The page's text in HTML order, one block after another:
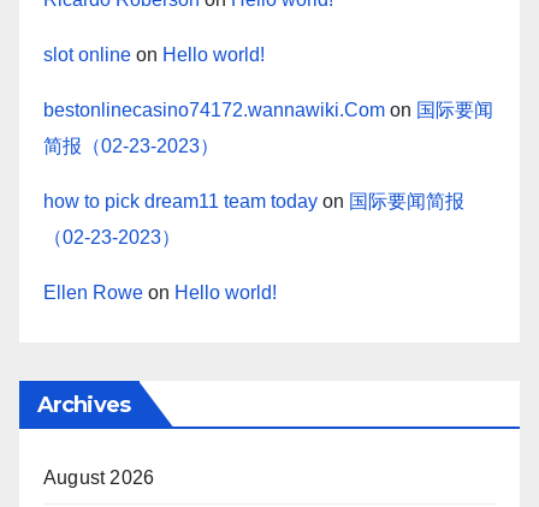
slot online on Hello world!
bestonlinecasino74172.wannawiki.Com on 国际要闻
简报（02-23-2023）
how to pick dream11 team today on 国际要闻简报
（02-23-2023）
Ellen Rowe on Hello world!
Archives
August 2026